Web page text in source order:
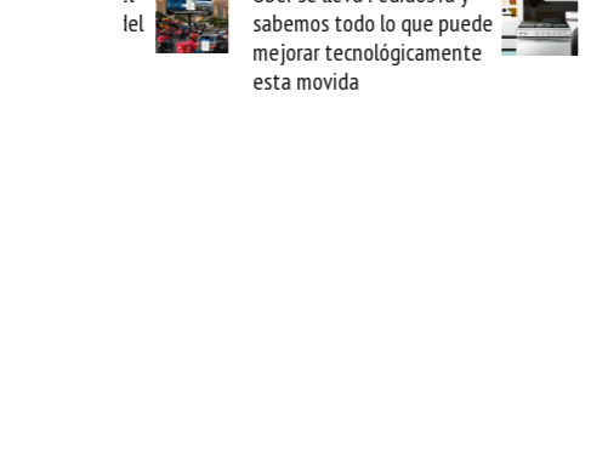
sabemos todo lo que puede
mejorar tecnológicamente
esta movida